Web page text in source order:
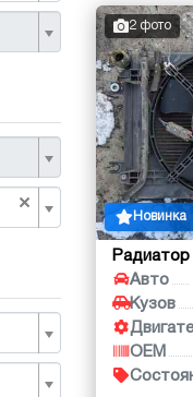
×
2 фото
Новинка
Авто
Кузов
OEM